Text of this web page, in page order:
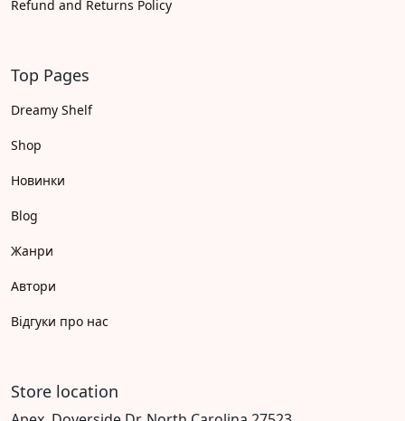
Refund and Returns Policy
Top Pages
Dreamy Shelf
Shop
Новинки
Blog
Жанри
Автори
Відгуки про нас
Store location